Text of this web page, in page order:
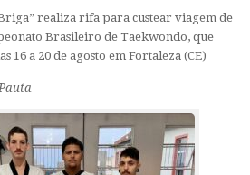
realiza rifa para custear viagem de
Brasileiro de Taekwondo, que
16 a 20 de agosto em Fortaleza (CE)